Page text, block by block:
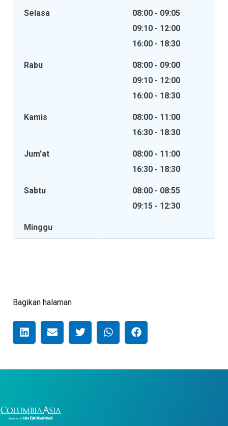
Selasa
08:00 - 09:05
09:10 - 12:00
16:00 - 18:30
Rabu
08:00 - 09:00
09:10 - 12:00
16:00 - 18:30
Kamis
08:00 - 11:00
16:30 - 18:30
Jum'at
08:00 - 11:00
16:30 - 18:30
Sabtu
08:00 - 08:55
09:15 - 12:30
Minggu
Bagikan halaman